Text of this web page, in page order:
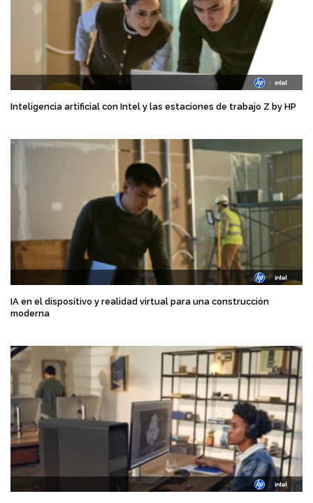
Inteligencia artificial con Intel y las estaciones de trabajo Z by HP
IA en el dispositivo y realidad virtual para una construcción
moderna